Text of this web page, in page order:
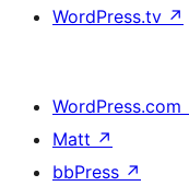
WordPress.tv ↗
WordPress.com
Matt ↗
bbPress ↗